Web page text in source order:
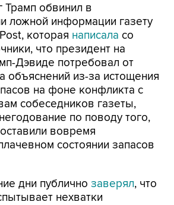
Трамп обвинил в
ложной информации газету
которая написала со
что президент на
Дэвиде потребовал от
объяснений из-за истощения
на фоне конфликта с
собеседников газеты,
по поводу того,
вовремя
состоянии запасов
дни публично заверял, что
нехватки